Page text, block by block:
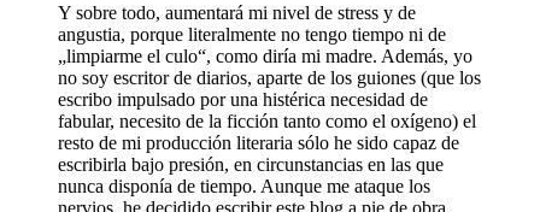
Y sobre todo, aumentará mi nivel de stress y de
angustia, porque literalmente no tengo tiempo ni de
„limpiarme el culo“, como diría mi madre. Además, yo
no soy escritor de diarios, aparte de los guiones (que los
escribo impulsado por una histérica necesidad de
fabular, necesito de la ficción tanto como el oxígeno) el
resto de mi producción literaria sólo he sido capaz de
escribirla bajo presión, en circunstancias en las que
nunca disponía de tiempo. Aunque me ataque los
nervios, he decidido escribir este blog a pie de obra,